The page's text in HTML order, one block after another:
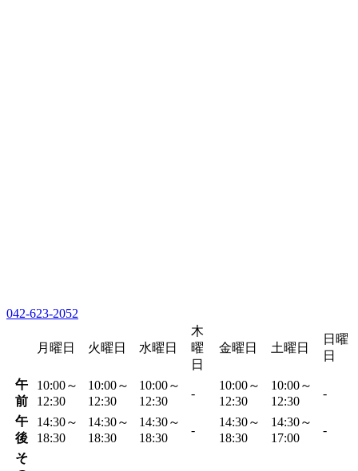
042-623-2052
月曜日 火曜日 水曜日
木
曜
日
金曜日 土曜日
日曜
日
午
前
10:00～
12:30
10:00～
12:30
10:00～
12:30
-
10:00～
12:30
10:00～
12:30
-
午
後
14:30～
18:30
14:30～
18:30
14:30～
18:30
-
14:30～
18:30
14:30～
17:00
-
そ